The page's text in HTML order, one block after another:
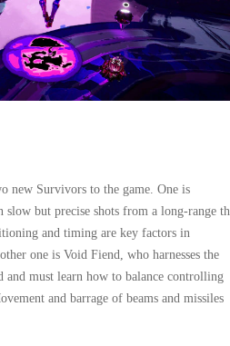
new Survivors to the game. One is
slow but precise shots from a long-range
and timing are key factors in
one is Void Fiend, who harnesses the
must learn how to balance controlling
and barrage of beams and missiles